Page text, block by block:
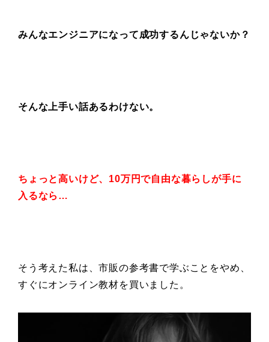
みんなエンジニアになって成功するんじゃないか？
そんな上手い話あるわけない。
ちょっと高いけど、 10万円で自由な暮らしが手に
入るなら…
そう考えた私は、市販の参考書で学ぶことをやめ、
すぐにオンライン教材を買いました。